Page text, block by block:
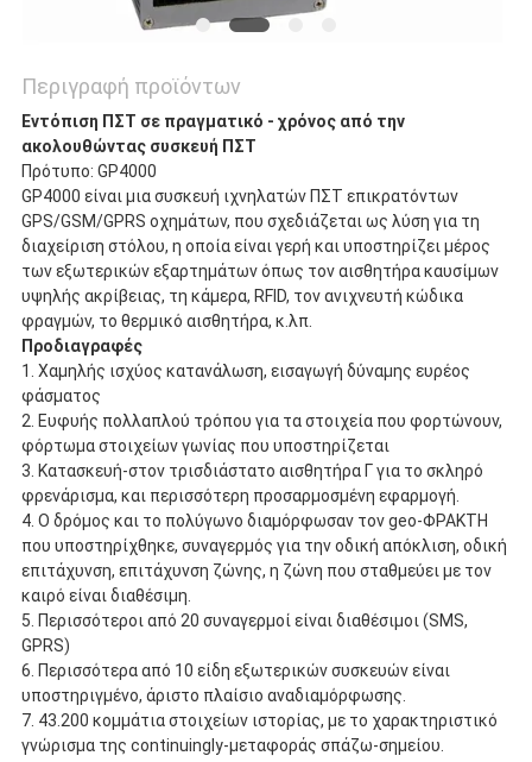
Περιγραφή προϊόντων
Εντόπιση ΠΣΤ σε πραγματικό - χρόνος από την
ακολουθώντας συσκευή ΠΣΤ
Πρότυπο: GP4000
GP4000 είναι μια συσκευή ιχνηλατών ΠΣΤ επικρατόντων
GPS/GSM/GPRS οχημάτων, που σχεδιάζεται ως λύση για τη
διαχείριση στόλου, η οποία είναι γερή και υποστηρίζει μέρος
των εξωτερικών εξαρτημάτων όπως τον αισθητήρα καυσίμων
υψηλής ακρίβειας, τη κάμερα, RFID, τον ανιχνευτή κώδικα
φραγμών, το θερμικό αισθητήρα, κ.λπ.
Προδιαγραφές
1. Χαμηλής ισχύος κατανάλωση, εισαγωγή δύναμης ευρέος
φάσματος
2. Ευφυής πολλαπλού τρόπου για τα στοιχεία που φορτώνουν,
φόρτωμα στοιχείων γωνίας που υποστηρίζεται
3. Κατασκευή-στον τρισδιάστατο αισθητήρα Γ για το σκληρό
φρενάρισμα, και περισσότερη προσαρμοσμένη εφαρμογή.
4. Ο δρόμος και το πολύγωνο διαμόρφωσαν τον geo-ΦΡΑΚΤΗ
που υποστηρίχθηκε, συναγερμός για την οδική απόκλιση, οδική
επιτάχυνση, επιτάχυνση ζώνης, η ζώνη που σταθμεύει με τον
καιρό είναι διαθέσιμη.
5. Περισσότεροι από 20 συναγερμοί είναι διαθέσιμοι (SMS,
GPRS)
6. Περισσότερα από 10 είδη εξωτερικών συσκευών είναι
υποστηριγμένο, άριστο πλαίσιο αναδιαμόρφωσης.
7. 43.200 κομμάτια στοιχείων ιστορίας, με το χαρακτηριστικό
γνώρισμα της continuingly-μεταφοράς σπάζω-σημείου.